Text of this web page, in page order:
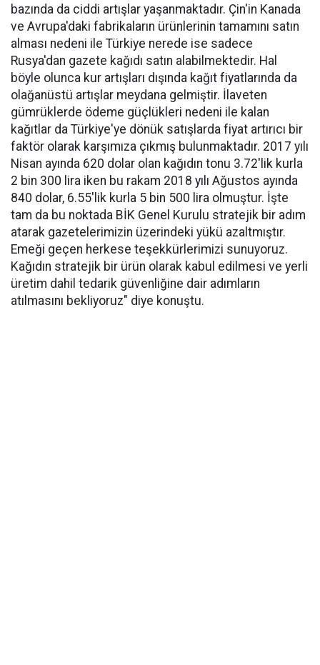
bazında da ciddi artışlar yaşanmaktadır. Çin'in Kanada
ve Avrupa'daki fabrikaların ürünlerinin tamamını satın
alması nedeni ile Türkiye nerede ise sadece
Rusya'dan gazete kağıdı satın alabilmektedir. Hal
böyle olunca kur artışları dışında kağıt fiyatlarında da
olağanüstü artışlar meydana gelmiştir. İlaveten
gümrüklerde ödeme güçlükleri nedeni ile kalan
kağıtlar da Türkiye'ye dönük satışlarda fiyat artırıcı bir
faktör olarak karşımıza çıkmış bulunmaktadır. 2017 yılı
Nisan ayında 620 dolar olan kağıdın tonu 3.72'lik kurla
2 bin 300 lira iken bu rakam 2018 yılı Ağustos ayında
840 dolar, 6.55'lik kurla 5 bin 500 lira olmuştur. İşte
tam da bu noktada BİK Genel Kurulu stratejik bir adım
atarak gazetelerimizin üzerindeki yükü azaltmıştır.
Emeği geçen herkese teşekkürlerimizi sunuyoruz.
Kağıdın stratejik bir ürün olarak kabul edilmesi ve yerli
üretim dahil tedarik güvenliğine dair adımların
atılmasını bekliyoruz" diye konuştu.